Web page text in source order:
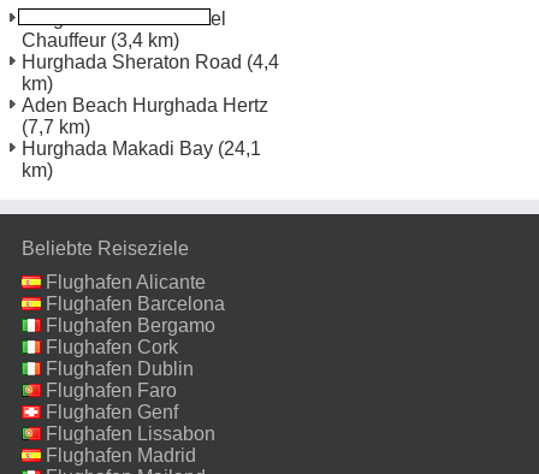
Hurghada Marriott Hotel
Chauffeur (3,4 km)
Hurghada Sheraton Road (4,4
km)
Aden Beach Hurghada Hertz
(7,7 km)
Hurghada Makadi Bay (24,1
km)
Beliebte Reiseziele
Flughafen Alicante
Flughafen Barcelona
Flughafen Bergamo
Flughafen Cork
Flughafen Dublin
Flughafen Faro
Flughafen Genf
Flughafen Lissabon
Flughafen Madrid